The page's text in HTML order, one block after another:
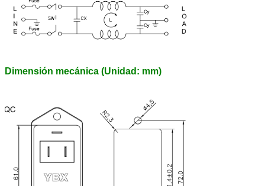
Dimensión mecánica (Unidad: mm)